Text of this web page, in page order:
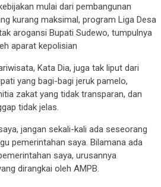
mulai dari pembangunan
kurang maksimal, program Liga Desa
arogansi Bupati Sudewo, tumpulnya
aparat kepolisian
Kata Dia, juga tak liput dari
yang bagi-bagi jeruk pamelo,
zakat yang tidak transparan, dan
tidak jelas.
jangan sekali-kali ada seseorang
pemerintahan saya. Bilamana ada
saya, urusannya
dirangkai oleh AMPB.